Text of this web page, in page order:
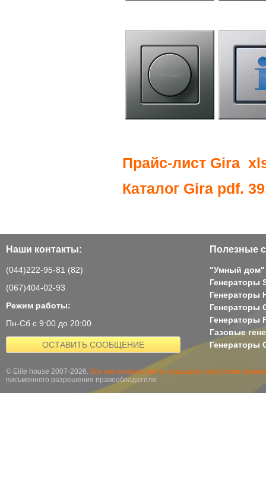
Прайс-лист Gira
Каталог Gira pdf.
Наши контакты:
(044)222-95-81 (82)
(067)404-02-93
Режим работы:
Пн-Сб с 9:00 до 20:00
ОСТАВИТЬ СООБЩЕНИЕ
Полезные
"Умный дом"
Генераторы
Генераторы
Генераторы
Генераторы
Газовые
Генераторы
© Elite house 2007-2026. Все материалы сайта защищены авторским
письменного разрешения правообладателя.